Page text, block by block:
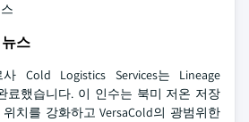
스
Cold Logistics Services는 Lineage
료했습니다. 이 인수는 북미 저온 저장
치를 강화하고 VersaCold의 광범위한